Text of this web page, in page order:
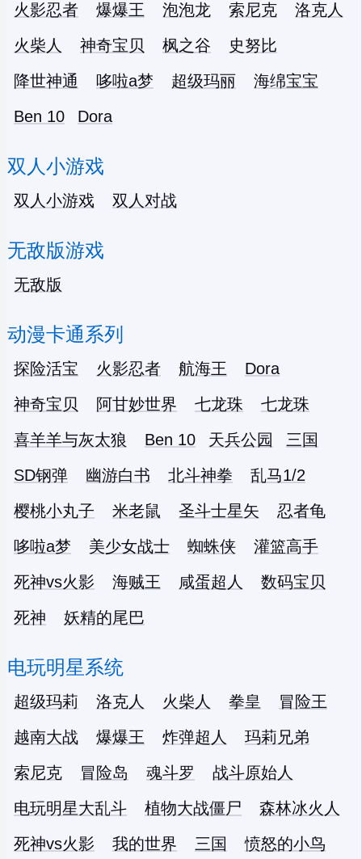
火影忍者 爆爆王 泡泡龙 索尼克
洛克人
火柴人
神奇宝贝 枫之谷
史努比
降世神通
哆啦a梦 超级玛丽
海绵宝宝
Ben 10
Dora
双人小游戏
双人小游戏 双人对战
无敌版游戏
无敌版
动漫卡通系列
探险活宝 火影忍者 航海王
Dora
神奇宝贝
阿甘妙世界 七龙珠
七龙珠
喜羊羊与灰太狼
Ben 10 天兵公园
三国
SD钢弹
幽游白书 北斗神拳
乱马1/2
樱桃小丸子
米老鼠 圣斗士星矢
忍者龟
哆啦a梦
美少女战士 蜘蛛侠
灌篮高手
死神vs火影
海贼王 咸蛋超人
数码宝贝
死神
妖精的尾巴
电玩明星系统
超级玛莉 洛克人 火柴人 拳皇
冒险王
越南大战
爆爆王 炸弹超人
玛莉兄弟
索尼克
冒险岛 魂斗罗
战斗原始人
电玩明星大乱斗
植物大战僵尸
森林冰火人
死神vs火影
我的世界 三国
愤怒的小鸟